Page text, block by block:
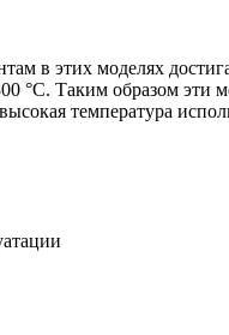
в этих моделях
°C. Таким образом эти
температура